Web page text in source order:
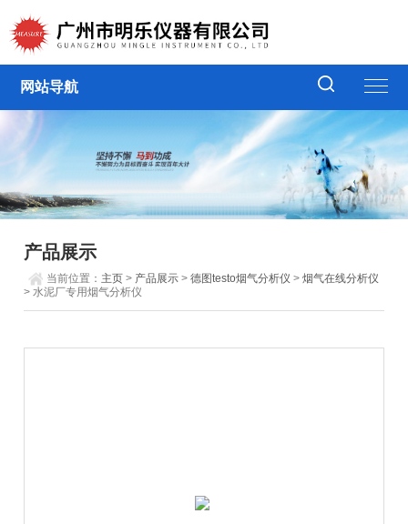
网站导航
产品展示
当前位置： 主页 > 产品展示 >德图testo烟气分析仪 >烟气在线分析仪
> 水泥厂专用烟气分析仪